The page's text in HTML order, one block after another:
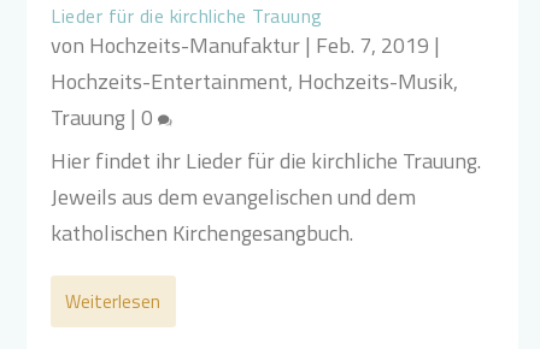
Lieder für die kirchliche Trauung
von Hochzeits-Manufaktur| Feb. 7, 2019 |
Hochzeits-Entertainment, Hochzeits-Musik,
Trauung|0
Hier findet ihr Lieder für die kirchliche Trauung.
Jeweils aus dem evangelischen und dem
katholischen Kirchengesangbuch.
Weiterlesen